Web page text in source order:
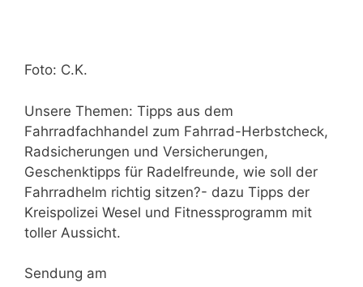
Foto: C.K.
Unsere Themen: Tipps aus dem
Fahrradfachhandel zum Fahrrad-Herbstcheck,
Radsicherungen und Versicherungen,
Geschenktipps für Radelfreunde, wie soll der
Fahrradhelm richtig sitzen?- dazu Tipps der
Kreispolizei Wesel und Fitnessprogramm mit
toller Aussicht.
Sendung am